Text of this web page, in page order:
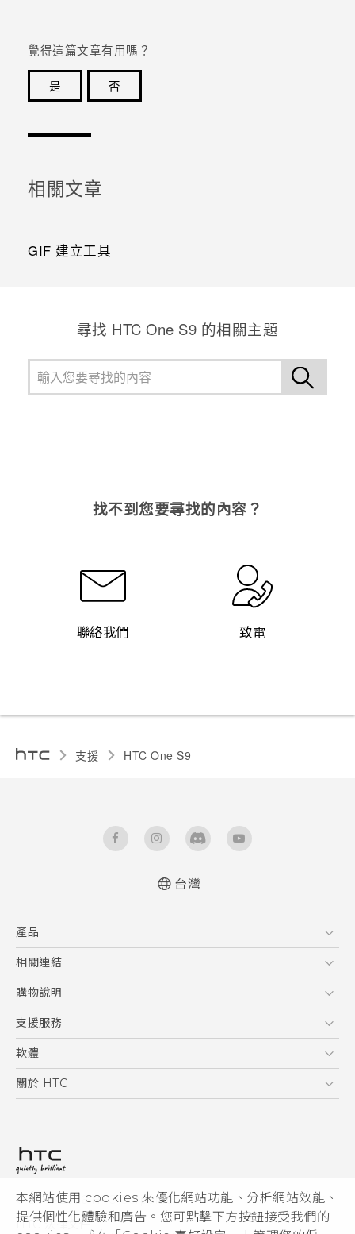
本網站使用 cookies 來優化網站功能、分析網站效能、
提供個性化體驗和廣告。您可點擊下方按鈕接受我們的
覺得這篇文章有用嗎？
是
否
相關文章
GIF 建立工具
尋找 HTC One S9 的相關主題
找不到您要尋找的內容？
聯絡我們 致電
支援 HTC One S9‎
台灣
產品
5G
智慧型手機
配件
相關連結
HTC Research
購物說明
購物須知
訂單管理
付款方式
支援服務
到府收送維修服務
服務中心資訊
客戶服務佈告欄
軟體
應用程式
HTC Sync Manager
關於 HTC
投資人
隱私權政策
© 2011-2026 HTC Corporation
HTC 法律文件